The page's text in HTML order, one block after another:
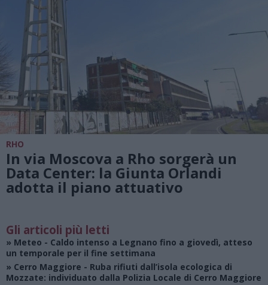
RHO
In via Moscova a Rho sorgerà un
Data Center: la Giunta Orlandi
adotta il piano attuativo
Gli articoli più letti
» Meteo - Caldo intenso a Legnano fino a giovedì, atteso
un temporale per il fine settimana
» Cerro Maggiore - Ruba rifiuti dall’isola ecologica di
Mozzate: individuato dalla Polizia Locale di Cerro Maggiore